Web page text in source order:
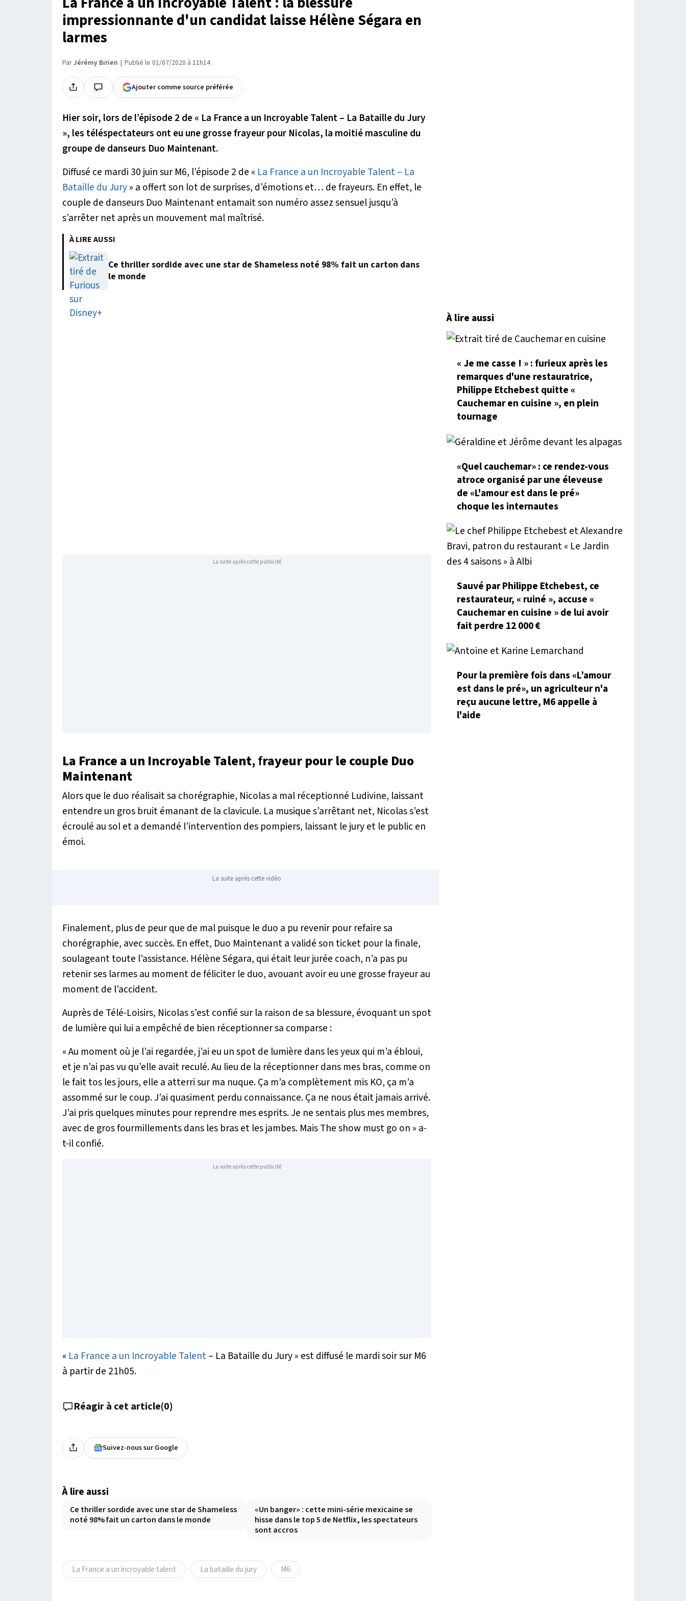
impressionnante d'un candidat laisse Hélène Ségara en
larmes
ParJérémy Birien Publié le 01/07/2020 à 11h14
Ajouter comme source préférée
Hier soir, lors de l’épisode 2 de « La France a un Incroyable Talent – La Bataille du Jury
», les téléspectateurs ont eu une grosse frayeur pour Nicolas, la moitié masculine du
groupe de danseurs Duo Maintenant.
Diffusé ce mardi 30 juin sur M6, l’épisode 2 de « La France a un Incroyable Talent – La
Bataille du Jury» a offert son lot de surprises, d’émotions et… de frayeurs. En effet, le
couple de danseurs Duo Maintenant entamait son numéro assez sensuel jusqu’à
s’arrêter net après un mouvement mal maîtrisé.
À LIRE AUSSI
Ce thriller sordide avec une star de Shameless noté 98% fait un carton dans
le monde
La suite après cette publicité
La France a un Incroyable Talent, frayeur pour le couple Duo
Maintenant
Alors que le duo réalisait sa chorégraphie, Nicolas a mal réceptionné Ludivine, laissant
entendre un gros bruit émanant de la clavicule. La musique s’arrêtant net, Nicolas s’est
écroulé au sol et a demandé l’intervention des pompiers, laissant le jury et le public en
émoi.
La suite après cette vidéo
Finalement, plus de peur que de mal puisque le duo a pu revenir pour refaire sa
chorégraphie, avec succès. En effet, Duo Maintenant a validé son ticket pour la finale,
soulageant toute l’assistance. Hélène Ségara, qui était leur jurée coach, n’a pas pu
retenir ses larmes au moment de féliciter le duo, avouant avoir eu une grosse frayeur au
moment de l’accident.
Auprès de Télé-Loisirs, Nicolas s'est confié sur la raison de sa blessure, évoquant un spot
de lumière qui lui a empêché de bien réceptionner sa comparse :
« Au moment où je l’ai regardée, j’ai eu un spot de lumière dans les yeux qui m’a ébloui,
et je n’ai pas vu qu’elle avait reculé. Au lieu de la réceptionner dans mes bras, comme on
le fait tos les jours, elle a atterri sur ma nuque. Ça m’a complètement mis KO, ça m’a
assommé sur le coup. J’ai quasiment perdu connaissance. Ça ne nous était jamais arrivé.
J’ai pris quelques minutes pour reprendre mes esprits. Je ne sentais plus mes membres,
avec de gros fourmillements dans les bras et les jambes. Mais The show must go on » a-
t-il confié.
La suite après cette publicité
« La France a un Incroyable Talent– La Bataille du Jury » est diffusé le mardi soir sur M6
à partir de 21h05.
Réagir à cet article(0)
Suivez-nous sur Google
À lire aussi
Ce thriller sordide avec une star de Shameless
noté 98% fait un carton dans le monde
«Un banger» : cette mini-série mexicaine se
hisse dans le top 5 de Netflix, les spectateurs
sont accros
La France a un incroyable talent La bataille du jury M6
À lire aussi
« Je me casse ! » : furieux après les
remarques d'une restauratrice,
Philippe Etchebest quitte «
Cauchemar en cuisine », en plein
tournage
«Quel cauchemar» : ce rendez-vous
atroce organisé par une éleveuse
de «L'amour est dans le pré»
choque les internautes
Sauvé par Philippe Etchebest, ce
restaurateur, « ruiné », accuse «
Cauchemar en cuisine » de lui avoir
fait perdre 12 000 €
Pour la première fois dans «L’amour
est dans le pré», un agriculteur n'a
reçu aucune lettre, M6 appelle à
l'aide